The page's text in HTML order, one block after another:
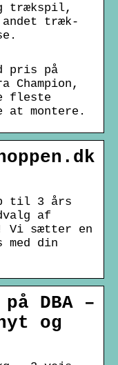
trækspil,
træk-
pris på
fleste
at montere.
til 3 års
af
Vi sætter en
din
DBA –
og